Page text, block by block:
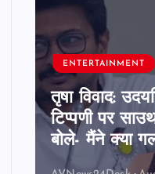
ENTERTAINMENT
तृषा विवाद:
टिप्पणी पर
बोले- मैंने क्या